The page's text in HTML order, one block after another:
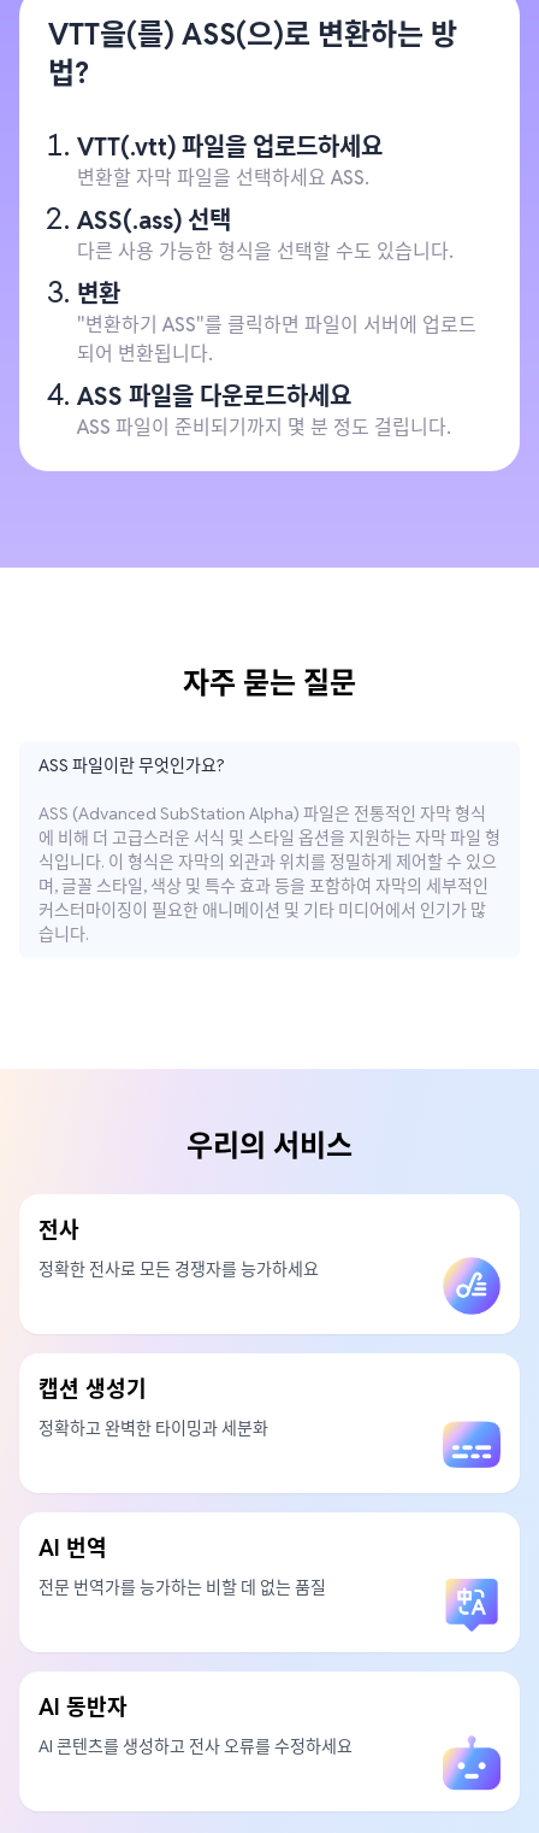
VTT을(를) ASS(으)로 변환하는 방
법?
VTT(.vtt) 파일을 업로드하세요
변환할 자막 파일을 선택하세요 ASS.
ASS(.ass) 선택
다른 사용 가능한 형식을 선택할 수도 있습니다.
변환
"변환하기 ASS"를 클릭하면 파일이 서버에 업로드
되어 변환됩니다.
ASS 파일을 다운로드하세요
ASS 파일이 준비되기까지 몇 분 정도 걸립니다.
자주 묻는 질문
ASS 파일이란 무엇인가요?
ASS (Advanced SubStation Alpha) 파일은 전통적인 자막 형식
에 비해 더 고급스러운 서식 및 스타일 옵션을 지원하는 자막 파일 형
식입니다. 이 형식은 자막의 외관과 위치를 정밀하게 제어할 수 있으
며, 글꼴 스타일, 색상 및 특수 효과 등을 포함하여 자막의 세부적인
커스터마이징이 필요한 애니메이션 및 기타 미디어에서 인기가 많
습니다.
우리의 서비스
전사
정확한 전사로 모든 경쟁자를 능가하세요
캡션 생성기
정확하고 완벽한 타이밍과 세분화
AI 번역
전문 번역가를 능가하는 비할 데 없는 품질
AI 동반자
AI 콘텐츠를 생성하고 전사 오류를 수정하세요